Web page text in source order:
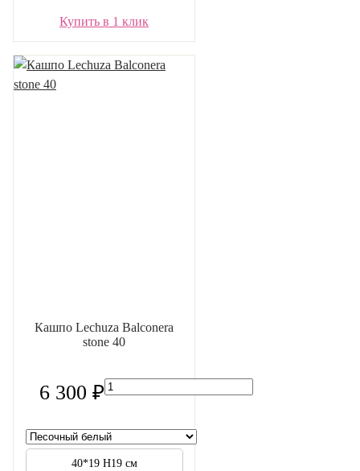
Купить в 1 клик
Кашпо Lechuza Balconera
stone 40
6 300 ₽
40*19 H19 см